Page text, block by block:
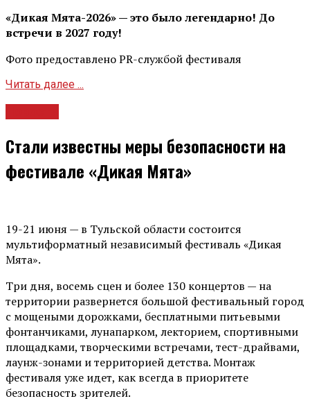
«Дикая Мята-2026» — это было легендарно! До
встречи в 2027 году!
Фото предоставлено PR-службой фестиваля
Читать далее ...
Стали известны меры безопасности на
фестивале «Дикая Мята»
19-21 июня — в Тульской области состоится
мультиформатный независимый фестиваль «Дикая
Мята».
Три дня, восемь сцен и более 130 концертов — на
территории развернется большой фестивальный город
с мощеными дорожками, бесплатными питьевыми
фонтанчиками, лунапарком, лекторием, спортивными
площадками, творческими встречами, тест-драйвами,
лаунж-зонами и территорией детства. Монтаж
фестиваля уже идет, как всегда в приоритете
безопасность зрителей.